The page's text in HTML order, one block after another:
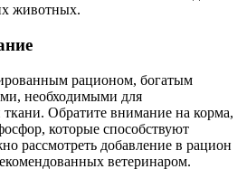
животных.
рационом, богатым
необходимыми для
ткани. Обратите внимание на корма,
которые способствуют
рассмотреть добавление в рацион
ветеринаром.